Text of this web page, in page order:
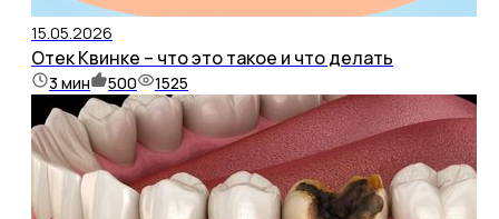
15.05.2026
Отек Квинке – что это такое и что делать
3 мин 500 1525